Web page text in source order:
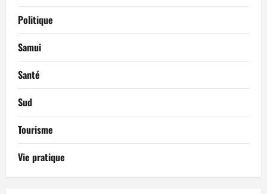
Politique
Samui
Santé
Sud
Tourisme
Vie pratique